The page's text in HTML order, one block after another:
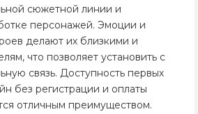
сюжетной линии и
персонажей. Эмоции и
делают их близкими и
что позволяет установить с
связь. Доступность первых
без регистрации и оплаты
отличным преимуществом.